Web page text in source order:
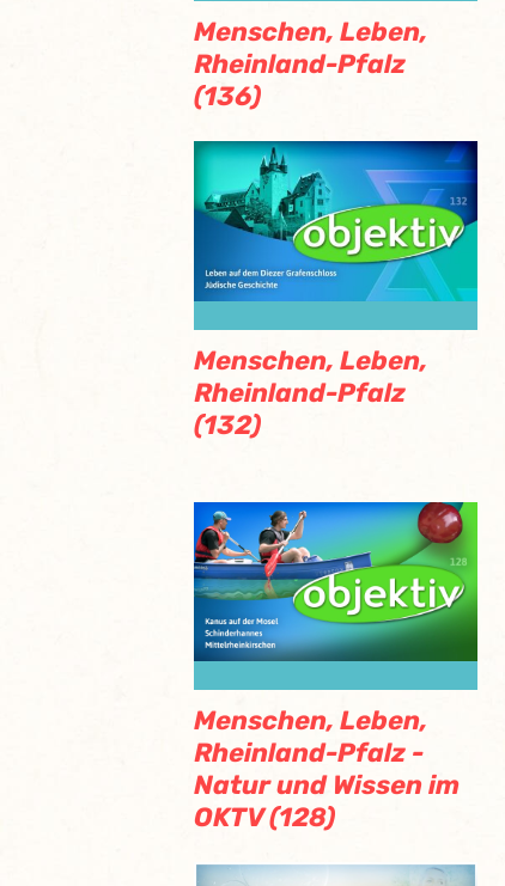
Menschen, Leben,
Rheinland-Pfalz
(136)
Menschen, Leben,
Rheinland-Pfalz
(132)
Menschen, Leben,
Rheinland-Pfalz -
Natur und Wissen im
OKTV (128)